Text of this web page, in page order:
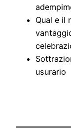
Qual e il
usurario